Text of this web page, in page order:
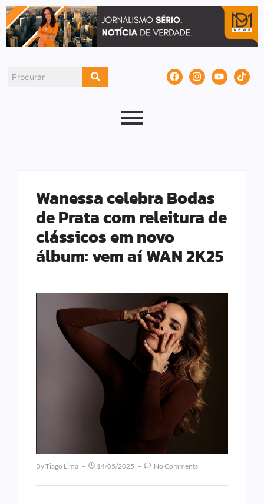
Wanessa celebra Bodas
de Prata com releitura de
clássicos em novo
álbum: vem aí WAN 2K25
ByTiago Lima 14/05/2025 No Comments